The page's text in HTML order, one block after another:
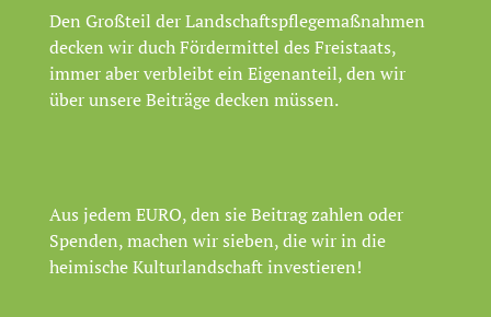
Den Großteil der Landschaftspflegemaßnahmen
decken wir duch Fördermittel des Freistaats,
immer aber verbleibt ein Eigenanteil, den wir
über unsere Beiträge decken müssen.
Aus jedem EURO, den sie Beitrag zahlen oder
Spenden, machen wir sieben, die wir in die
heimische Kulturlandschaft investieren!